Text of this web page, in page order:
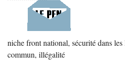
niche front national, sécurité dans les
commun, illégalité